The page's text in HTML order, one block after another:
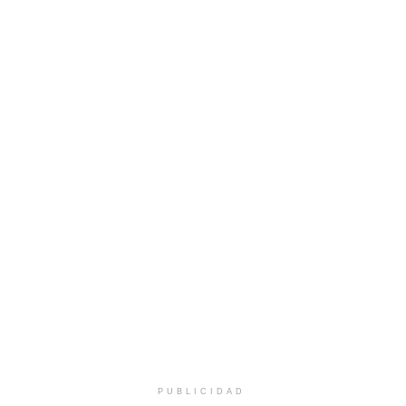
PUBLICIDAD